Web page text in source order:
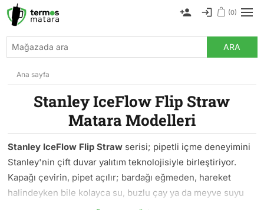
ARA
(0)
Ana sayfa
Stanley IceFlow Flip Straw
Matara Modelleri
Stanley IceFlow Flip Straw serisi; pipetli içme deneyimini
Stanley'nin çift duvar yalıtım teknolojisiyle birleştiriyor.
Kapağı çevirin, pipet açılır; bardağı eğmeden, hareket
halindeyken bile kolayca su, buzlu çay ya da meyve suyu